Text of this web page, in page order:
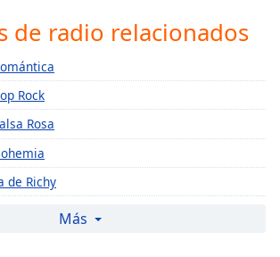
de radio relacionados
Rock
Rosa
de Richy
Más